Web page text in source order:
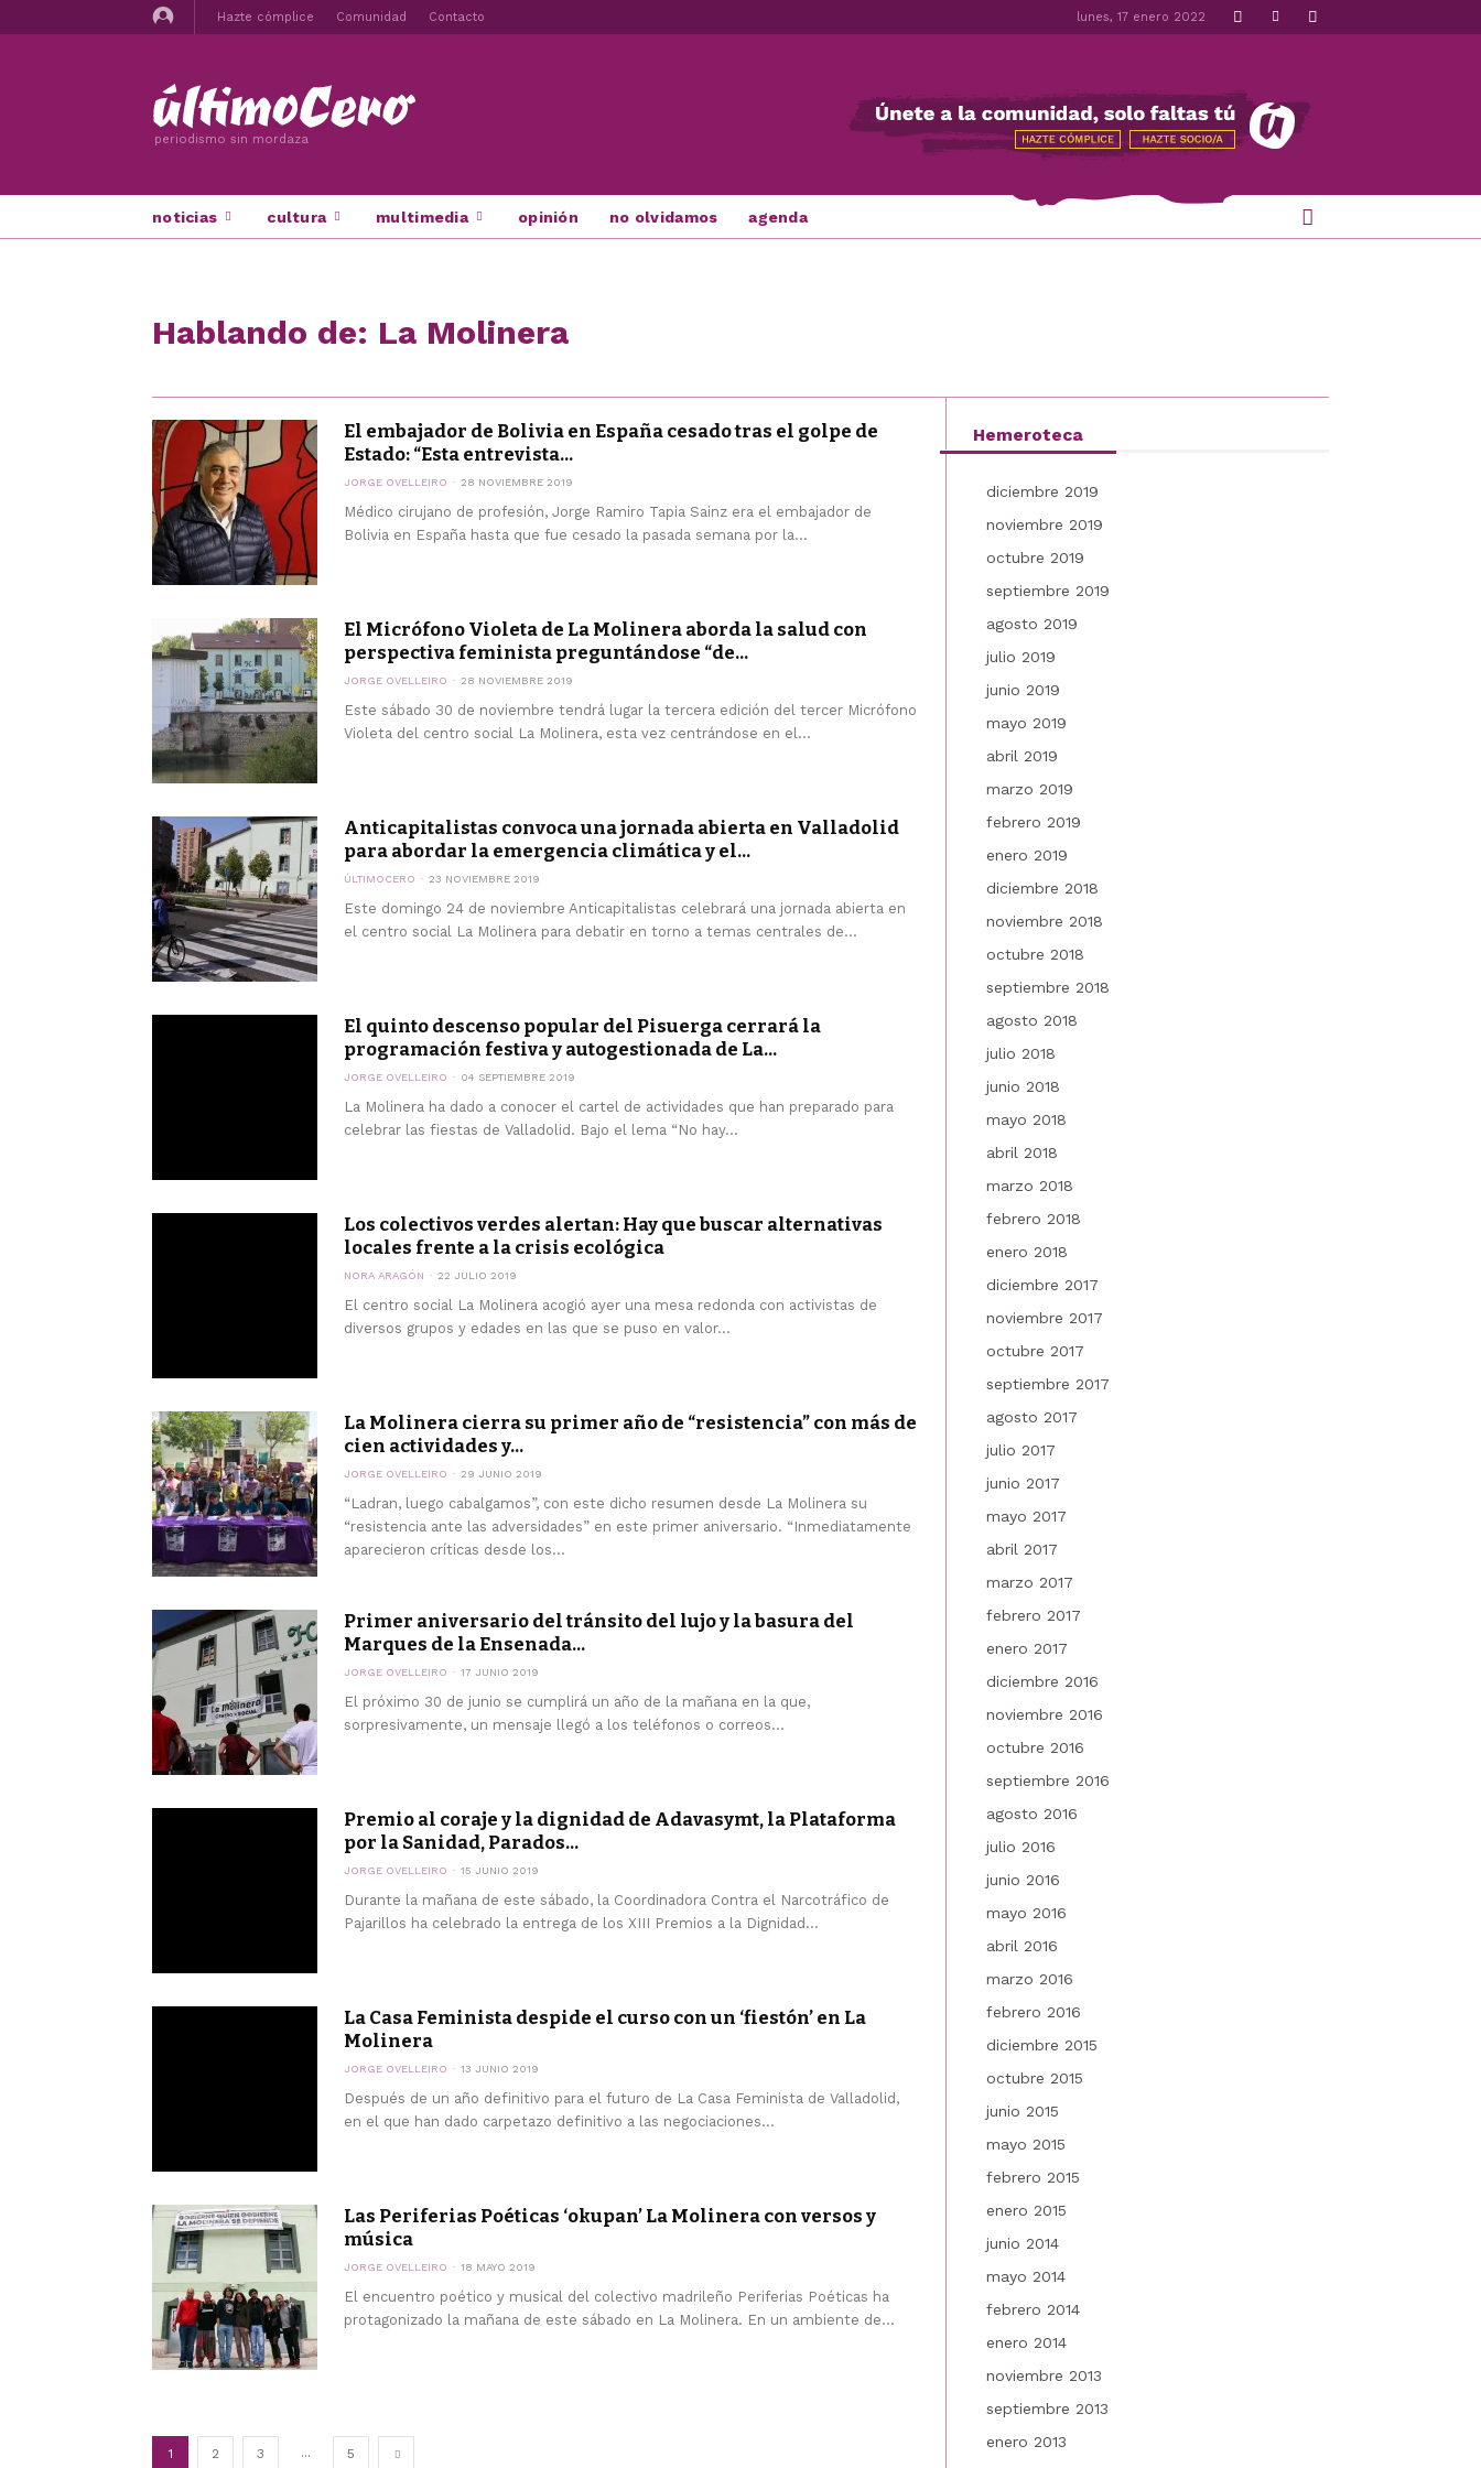
Hazte cómplice Comunidad Contacto lunes, 17 enero 2022
periodismo sin mordaza
noticias cultura multimedia opinión no olvidamos agenda
Hablando de: La Molinera
El embajador de Bolivia en España cesado tras el golpe de
Estado: “Esta entrevista...
JORGE OVELLEIRO 28 NOVIEMBRE 2019
Médico cirujano de profesión, Jorge Ramiro Tapia Sainz era el embajador de
Bolivia en España hasta que fue cesado la pasada semana por la...
El Micrófono Violeta de La Molinera aborda la salud con
perspectiva feminista preguntándose “de...
JORGE OVELLEIRO 28 NOVIEMBRE 2019
Este sábado 30 de noviembre tendrá lugar la tercera edición del tercer Micrófono
Violeta del centro social La Molinera, esta vez centrándose en el...
Anticapitalistas convoca una jornada abierta en Valladolid
para abordar la emergencia climática y el...
ÚLTIMOCERO 23 NOVIEMBRE 2019
Este domingo 24 de noviembre Anticapitalistas celebrará una jornada abierta en
el centro social La Molinera para debatir en torno a temas centrales de...
El quinto descenso popular del Pisuerga cerrará la
programación festiva y autogestionada de La...
JORGE OVELLEIRO 04 SEPTIEMBRE 2019
La Molinera ha dado a conocer el cartel de actividades que han preparado para
celebrar las fiestas de Valladolid. Bajo el lema “No hay...
Los colectivos verdes alertan: Hay que buscar alternativas
locales frente a la crisis ecológica
NORA ARAGÓN 22 JULIO 2019
El centro social La Molinera acogió ayer una mesa redonda con activistas de
diversos grupos y edades en las que se puso en valor...
La Molinera cierra su primer año de “resistencia” con más de
cien actividades y...
JORGE OVELLEIRO 29 JUNIO 2019
“Ladran, luego cabalgamos”, con este dicho resumen desde La Molinera su
“resistencia ante las adversidades” en este primer aniversario. “Inmediatamente
aparecieron críticas desde los...
Primer aniversario del tránsito del lujo y la basura del
Marques de la Ensenada...
JORGE OVELLEIRO 17 JUNIO 2019
El próximo 30 de junio se cumplirá un año de la mañana en la que,
sorpresivamente, un mensaje llegó a los teléfonos o correos...
Premio al coraje y la dignidad de Adavasymt, la Plataforma
por la Sanidad, Parados...
JORGE OVELLEIRO 15 JUNIO 2019
Durante la mañana de este sábado, la Coordinadora Contra el Narcotráfico de
Pajarillos ha celebrado la entrega de los XIII Premios a la Dignidad...
La Casa Feminista despide el curso con un ‘fiestón’ en La
Molinera
JORGE OVELLEIRO 13 JUNIO 2019
Después de un año definitivo para el futuro de La Casa Feminista de Valladolid,
en el que han dado carpetazo definitivo a las negociaciones...
Las Periferias Poéticas ‘okupan’ La Molinera con versos y
música
JORGE OVELLEIRO 18 MAYO 2019
El encuentro poético y musical del colectivo madrileño Periferias Poéticas ha
protagonizado la mañana de este sábado en La Molinera. En un ambiente de...
1 2 3 ... 5
Hemeroteca
diciembre 2019
noviembre 2019
octubre 2019
septiembre 2019
agosto 2019
julio 2019
junio 2019
mayo 2019
abril 2019
marzo 2019
febrero 2019
enero 2019
diciembre 2018
noviembre 2018
octubre 2018
septiembre 2018
agosto 2018
julio 2018
junio 2018
mayo 2018
abril 2018
marzo 2018
febrero 2018
enero 2018
diciembre 2017
noviembre 2017
octubre 2017
septiembre 2017
agosto 2017
julio 2017
junio 2017
mayo 2017
abril 2017
marzo 2017
febrero 2017
enero 2017
diciembre 2016
noviembre 2016
octubre 2016
septiembre 2016
agosto 2016
julio 2016
junio 2016
mayo 2016
abril 2016
marzo 2016
febrero 2016
diciembre 2015
octubre 2015
junio 2015
mayo 2015
febrero 2015
enero 2015
junio 2014
mayo 2014
febrero 2014
enero 2014
noviembre 2013
septiembre 2013
enero 2013